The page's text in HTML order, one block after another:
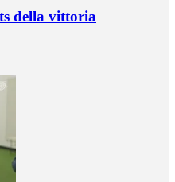
della vittoria